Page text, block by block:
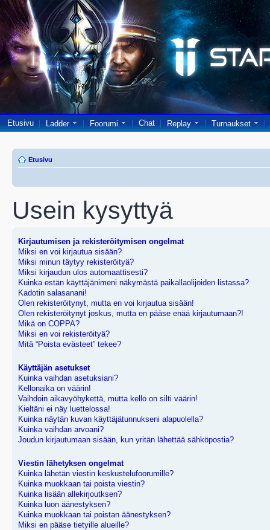
Etusivu Ladder Foorumi Chat Replay Turnaukset
Etusivu
Usein kysyttyä
Kirjautumisen ja rekisteröitymisen ongelmat
Miksi en voi kirjautua sisään?
Miksi minun täytyy rekisteröityä?
Miksi kirjaudun ulos automaattisesti?
Kuinka estän käyttäjänimeni näkymästä paikallaolijoiden listassa?
Kadotin salasanani!
Olen rekisteröitynyt, mutta en voi kirjautua sisään!
Olen rekisteröitynyt joskus, mutta en pääse enää kirjautumaan?!
Mikä on COPPA?
Miksi en voi rekisteröityä?
Mitä “Poista evästeet” tekee?
Käyttäjän asetukset
Kuinka vaihdan asetuksiani?
Kellonaika on väärin!
Vaihdoin aikavyöhykettä, mutta kello on silti väärin!
Kieltäni ei näy luettelossa!
Kuinka näytän kuvan käyttäjätunnukseni alapuolella?
Kuinka vaihdan arvoani?
Joudun kirjautumaan sisään, kun yritän lähettää sähköpostia?
Viestin lähetyksen ongelmat
Kuinka lähetän viestin keskustelufoorumille?
Kuinka muokkaan tai poista viestin?
Kuinka lisään allekirjoutksen?
Kuinka luon äänestyksen?
Kuinka muokkaan tai poistan äänestyksen?
Miksi en pääse tietyille alueille?